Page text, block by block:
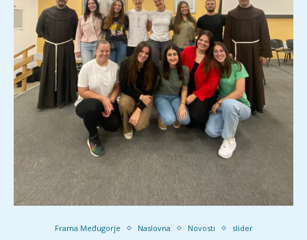
Frama Međugorje Naslovna Novosti slider